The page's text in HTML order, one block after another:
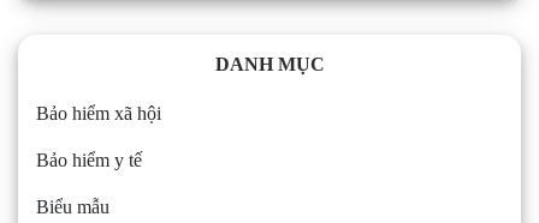
DANH MỤC
Bảo hiểm xã hội
Bảo hiểm y tế
Biểu mẫu